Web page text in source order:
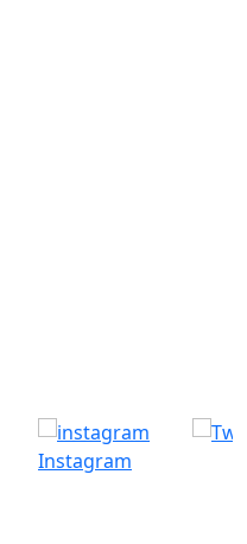
Instagram